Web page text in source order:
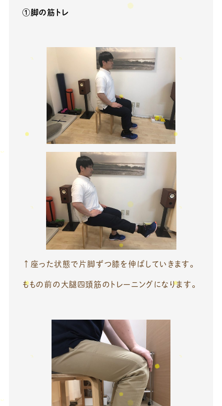
①脚の筋トレ
↑座った状態で片脚ずつ膝を伸ばしていきます。
ももの前の大腿四頭筋のトレーニングになります。